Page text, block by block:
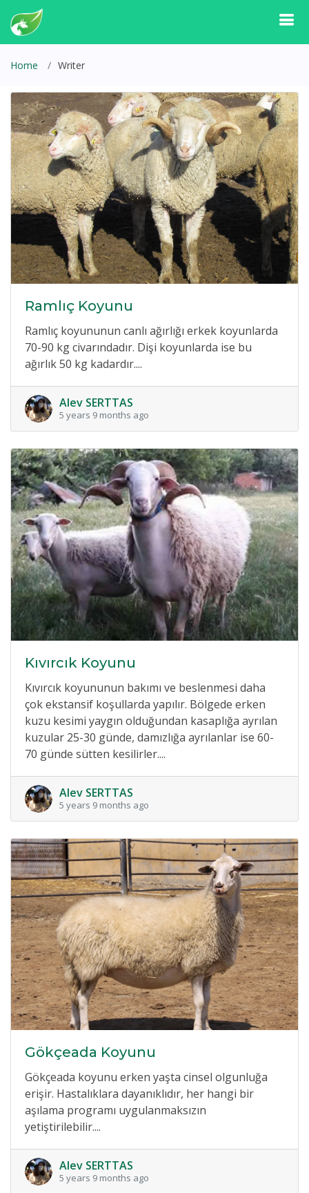
Home Writer
Ramlıç Koyunu
Ramlıç koyununun canlı ağırlığı erkek koyunlarda
70-90 kg civarındadır. Dişi koyunlarda ise bu
ağırlık 50 kg kadardır....
Alev SERTTAS
5 years 9 months ago
Kıvırcık Koyunu
Kıvırcık koyununun bakımı ve beslenmesi daha
çok ekstansif koşullarda yapılır. Bölgede erken
kuzu kesimi yaygın olduğundan kasaplığa ayrılan
kuzular 25-30 günde, damızlığa ayrılanlar ise 60-
70 günde sütten kesilirler....
Alev SERTTAS
5 years 9 months ago
Gökçeada Koyunu
Gökçeada koyunu erken yaşta cinsel olgunluğa
erişir. Hastalıklara dayanıklıdır, her hangi bir
aşılama programı uygulanmaksızın
yetiştirilebilir....
Alev SERTTAS
5 years 9 months ago